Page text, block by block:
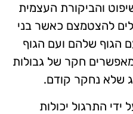
והביקורת העצמית
להצטמצם כאשר בני
הגוף שלהם ועם הגוף
מאפשרים חקר של גבולות
שלא נחקר קודם.
ידי התרגול יכולות